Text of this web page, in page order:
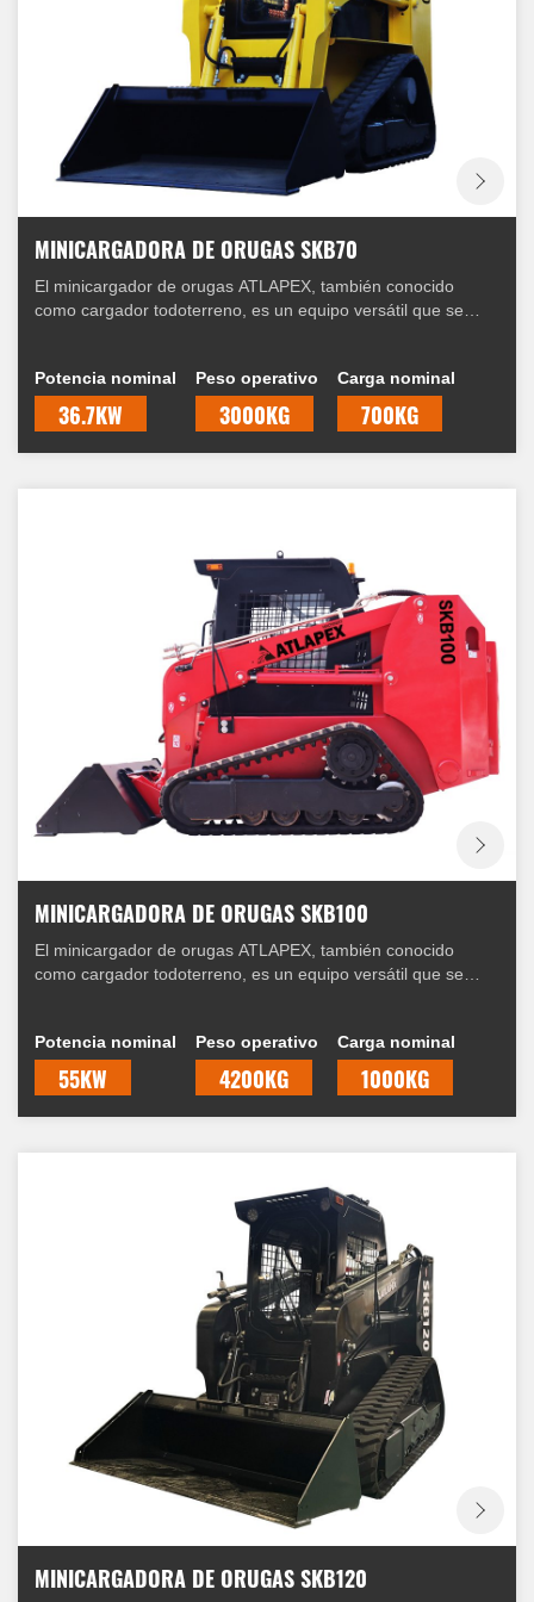
MINICARGADORA DE ORUGAS SKB70
El minicargador de orugas ATLAPEX, también conocido
como cargador todoterreno, es un equipo versátil que se
eficiencia y precisión. En este artículo, exploraremos las
características, los beneficios y las aplicaciones de un
minicargador de orugas.
Potencia nominal
36.7KW
Peso operativo
3000KG
Carga nominal
700KG
MINICARGADORA DE ORUGAS SKB100
El minicargador de orugas ATLAPEX, también conocido
como cargador todoterreno, es un equipo versátil que se
eficiencia y precisión. En este artículo, exploraremos las
características, los beneficios y las aplicaciones de un
minicargador de orugas.
Potencia nominal
55KW
Peso operativo
4200KG
Carga nominal
1000KG
MINICARGADORA DE ORUGAS SKB120